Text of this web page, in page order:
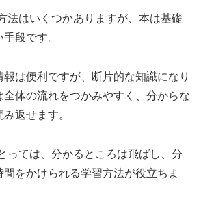
法はいくつかありますが、本は基礎
段です。
は便利ですが、断片的な知識になり
体の流れをつかみやすく、分からな
返せます。
っては、分かるところは飛ばし、分
をかけられる学習方法が役立ちま